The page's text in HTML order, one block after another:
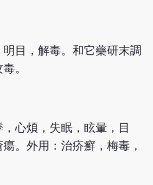
目，解毒。和它藥研末調
。
心煩，失眠，眩暈，目
。外用：治疥癬，梅毒，